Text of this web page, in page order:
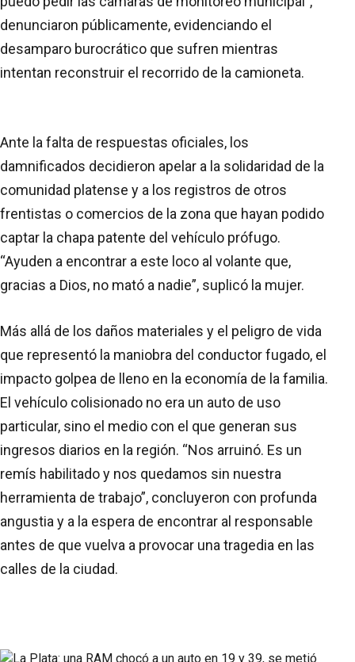
denunciaron públicamente, evidenciando el
desamparo burocrático que sufren mientras
intentan reconstruir el recorrido de la camioneta.
Ante la falta de respuestas oficiales, los
damnificados decidieron apelar a la solidaridad de la
comunidad platense y a los registros de otros
frentistas o comercios de la zona que hayan podido
captar la chapa patente del vehículo prófugo.
“Ayuden a encontrar a este loco al volante que,
gracias a Dios, no mató a nadie”, suplicó la mujer.
Más allá de los daños materiales y el peligro de vida
que representó la maniobra del conductor fugado, el
impacto golpea de lleno en la economía de la familia.
El vehículo colisionado no era un auto de uso
particular, sino el medio con el que generan sus
ingresos diarios en la región. “Nos arruinó. Es un
remís habilitado y nos quedamos sin nuestra
herramienta de trabajo”, concluyeron con profunda
angustia y a la espera de encontrar al responsable
antes de que vuelva a provocar una tragedia en las
calles de la ciudad.